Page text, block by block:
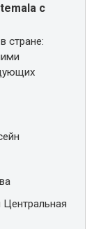
с
стране: